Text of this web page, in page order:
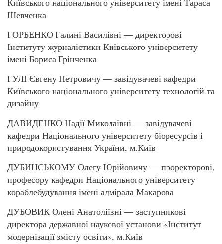
Шевченка
ГОРБЕНКО Галині Василівні — директорові
Інституту журналістики Київського університету
імені Бориса Грінченка
ГУЛІ Євгену Петровичу — завідувачеві кафедри
Київського національного університету технологій та
дизайну
ДАВИДЕНКО Надії Миколаївні — завідувачеві
кафедри Національного університету біоресурсів і
природокористування України, м.Київ
ДУБИНСЬКОМУ Олегу Юрійовичу — проректорові,
професору кафедри Національного університету
кораблебудування імені адмірала Макарова
ДУБОВИК Олені Анатоліївні — заступникові
директора державної наукової установи «Інститут
модернізації змісту освіти», м.Київ